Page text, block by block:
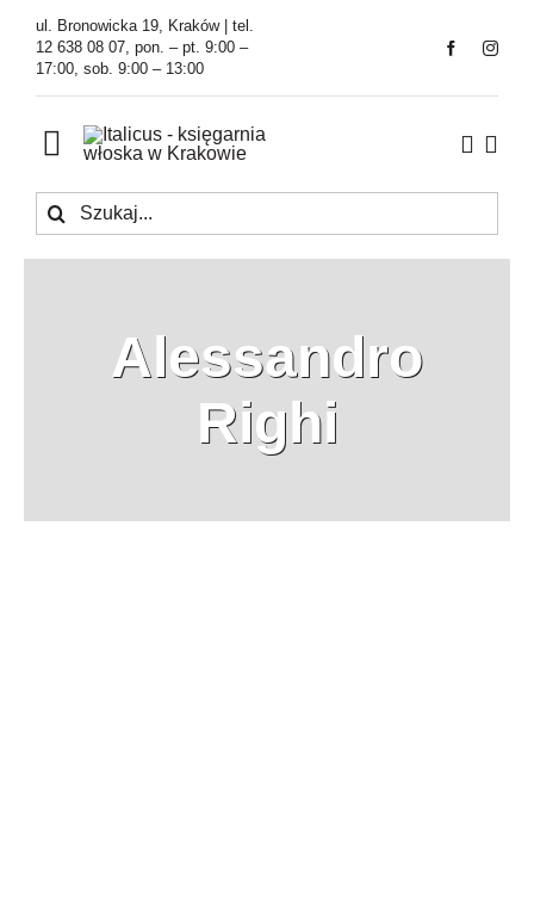
Przejdź
zawartości
ul. Bronowicka 19, Kraków | tel.
12 638 08 07, pon. – pt. 9:00 –
17:00, sob. 9:00 – 13:00
Toggle
Navigation
Księgarnia
Tłumaczenia
Szukaj
Alessandro
Righi